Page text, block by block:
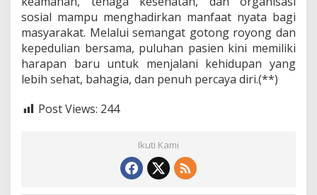
sosial mampu menghadirkan manfaat nyata bagi
masyarakat. Melalui semangat gotong royong dan
kepedulian bersama, puluhan pasien kini memiliki
harapan baru untuk menjalani kehidupan yang
lebih sehat, bahagia, dan penuh percaya diri.(**)
Post Views: 244
Ikuti Kami